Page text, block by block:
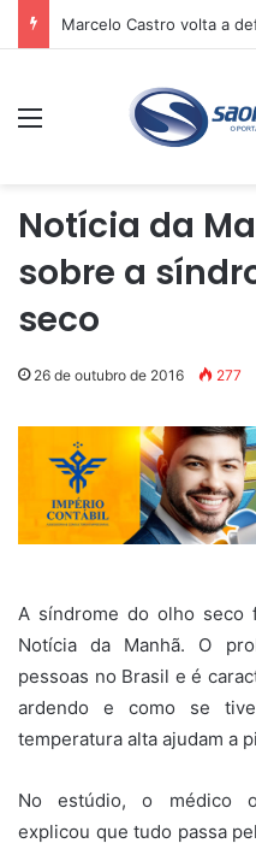
Menu
Notícia da
sobre a
seco
26 de outubro de 2016 277
A síndrome do olho seco
Notícia da Manhã. O
pessoas no Brasil e é
ardendo e como se
temperatura alta ajudam a
No estúdio, o médico
explicou que tudo passa